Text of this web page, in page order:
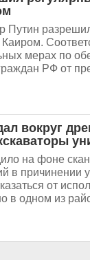
Путин
мерах по
РФ от
вокруг
на фоне
в причинении
от
в одном из